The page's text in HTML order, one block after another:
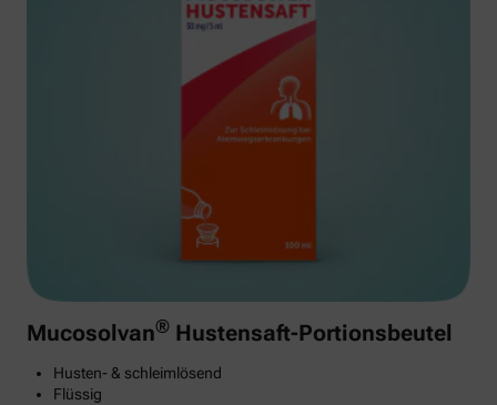
Mucosolvan® Hustensaft-Portionsbeutel
Husten- & schleimlösend
Flüssig